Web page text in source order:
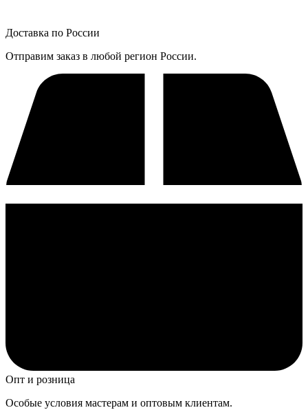
Доставка по России
Отправим заказ в любой регион России.
Опт и розница
Особые условия мастерам и оптовым клиентам.